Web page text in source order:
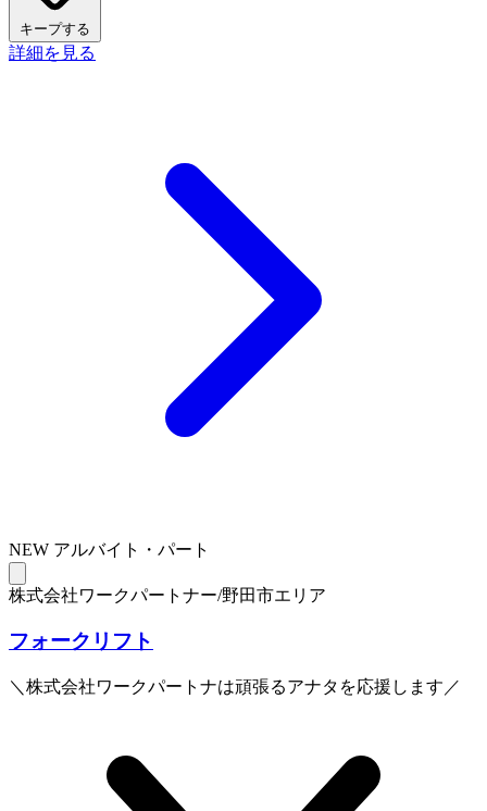
キープする
詳細を見る
NEW アルバイト・パート
株式会社ワークパートナー/野田市エリア
フォークリフト
＼株式会社ワークパートナは頑張るアナタを応援します／